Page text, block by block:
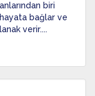
biri
hayata bağlar ve
verir....